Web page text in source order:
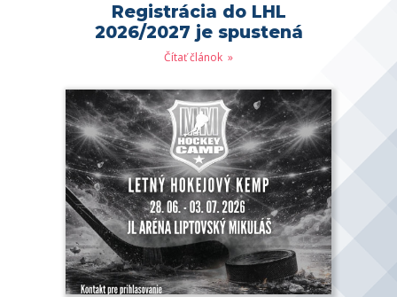
Registrácia do LHL
2026/2027 je spustená
Čítať článok